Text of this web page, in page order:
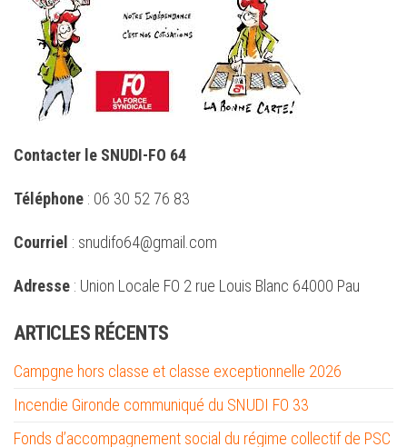
Contacter le SNUDI-FO 64
Téléphone : 06 30 52 76 83
Courriel : snudifo64@gmail.com
Adresse : Union Locale FO 2 rue Louis Blanc 64000 Pau
ARTICLES RÉCENTS
Campgne hors classe et classe exceptionnelle 2026
Incendie Gironde communiqué du SNUDI FO 33
Fonds d’accompagnement social du régime collectif de PSC